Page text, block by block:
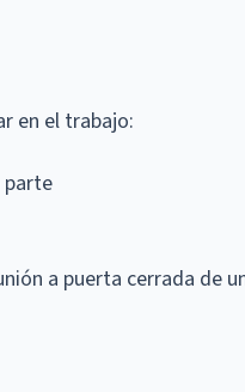
en el trabajo:
parte
a puerta cerrada de